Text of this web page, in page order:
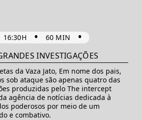
16:30H • 60 MIN •
INVESTIGAÇÕES
da Vaza Jato, Em nome dos pais,
sob ataque são apenas quatro das
produzidas pelo The intercept
agência de notícias dedicada à
poderosos por meio de um
e combativo.